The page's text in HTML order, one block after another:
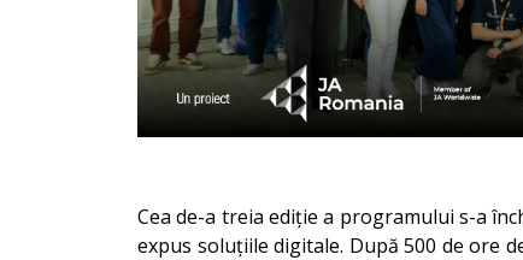
Cea de-a treia ediție a programului s-a
expus soluțiile digitale. După 500 de ore